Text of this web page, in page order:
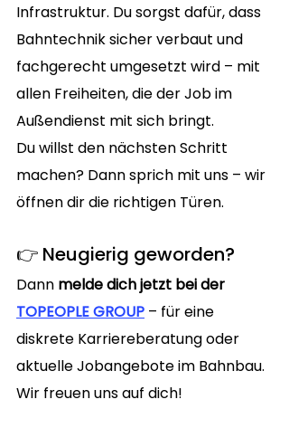
Infrastruktur. Du sorgst dafür, dass
Bahntechnik sicher verbaut und
fachgerecht umgesetzt wird – mit
allen Freiheiten, die der Job im
Außendienst mit sich bringt.
Du willst den nächsten Schritt
machen? Dann sprich mit uns – wir
öffnen dir die richtigen Türen.
👉 Neugierig geworden?
Dann melde dich jetzt bei der
TOPEOPLE GROUP – für eine
diskrete Karriereberatung oder
aktuelle Jobangebote im Bahnbau.
Wir freuen uns auf dich!